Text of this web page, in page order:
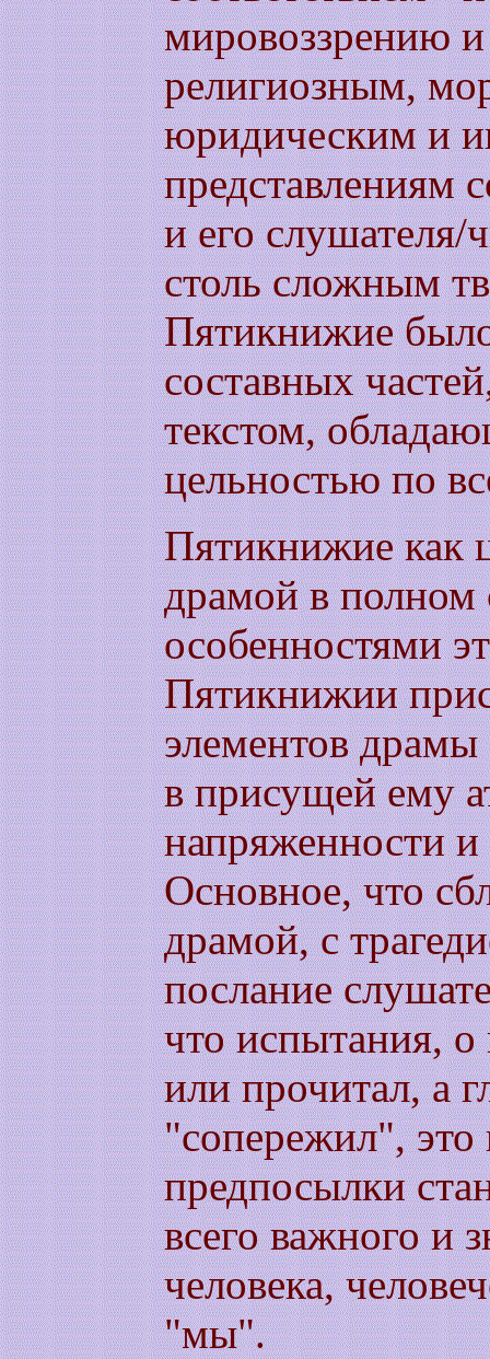
мировоззрению
религиозным,
юридическим и
представлениям
и его слушателя/
столь сложным
Пятикнижие
составных
текстом,
цельностью по
Пятикнижие как
драмой в полном
особенностями
Пятикнижии
элементов драмы
в присущей ему
напряженности
Основное, что
драмой, с
послание
что испытания,
или прочитал, а
"сопережил",
предпосылки
всего важного и
человека,
"мы".